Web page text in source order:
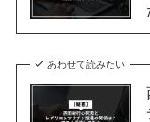
あわせて読みたい